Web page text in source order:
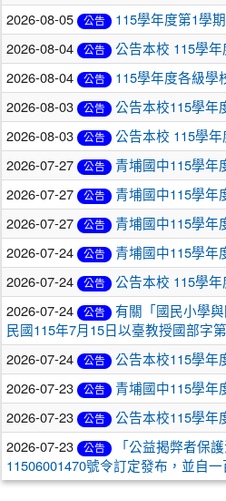
2026-08-05 公告 115學年度第1學
2026-08-04 公告 公告本校 115學
2026-08-04 公告 115學年度各級學
2026-08-03 公告 公告本校115學年
2026-08-03 公告 公告本校 115學
2026-07-27 公告 青埔國中115學年
2026-07-27 公告 青埔國中115學年
2026-07-27 公告 青埔國中115學年
2026-07-24 公告 青埔國中115學年
2026-07-24 公告 公告本校 115學
2026-07-24 公告
有關「國民小學
民國115年7月15日以臺教授國部字
2026-07-24 公告 公告本校115學年
2026-07-23 公告 青埔國中115學年
2026-07-23 公告 公告本校115學年
2026-07-23 公告
「公益揭弊者保
11506001470號令訂定發布，並自